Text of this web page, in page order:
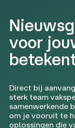
voor
Direct bij
sterk team
samenwerkende
om je vooruit te
oplossingen die